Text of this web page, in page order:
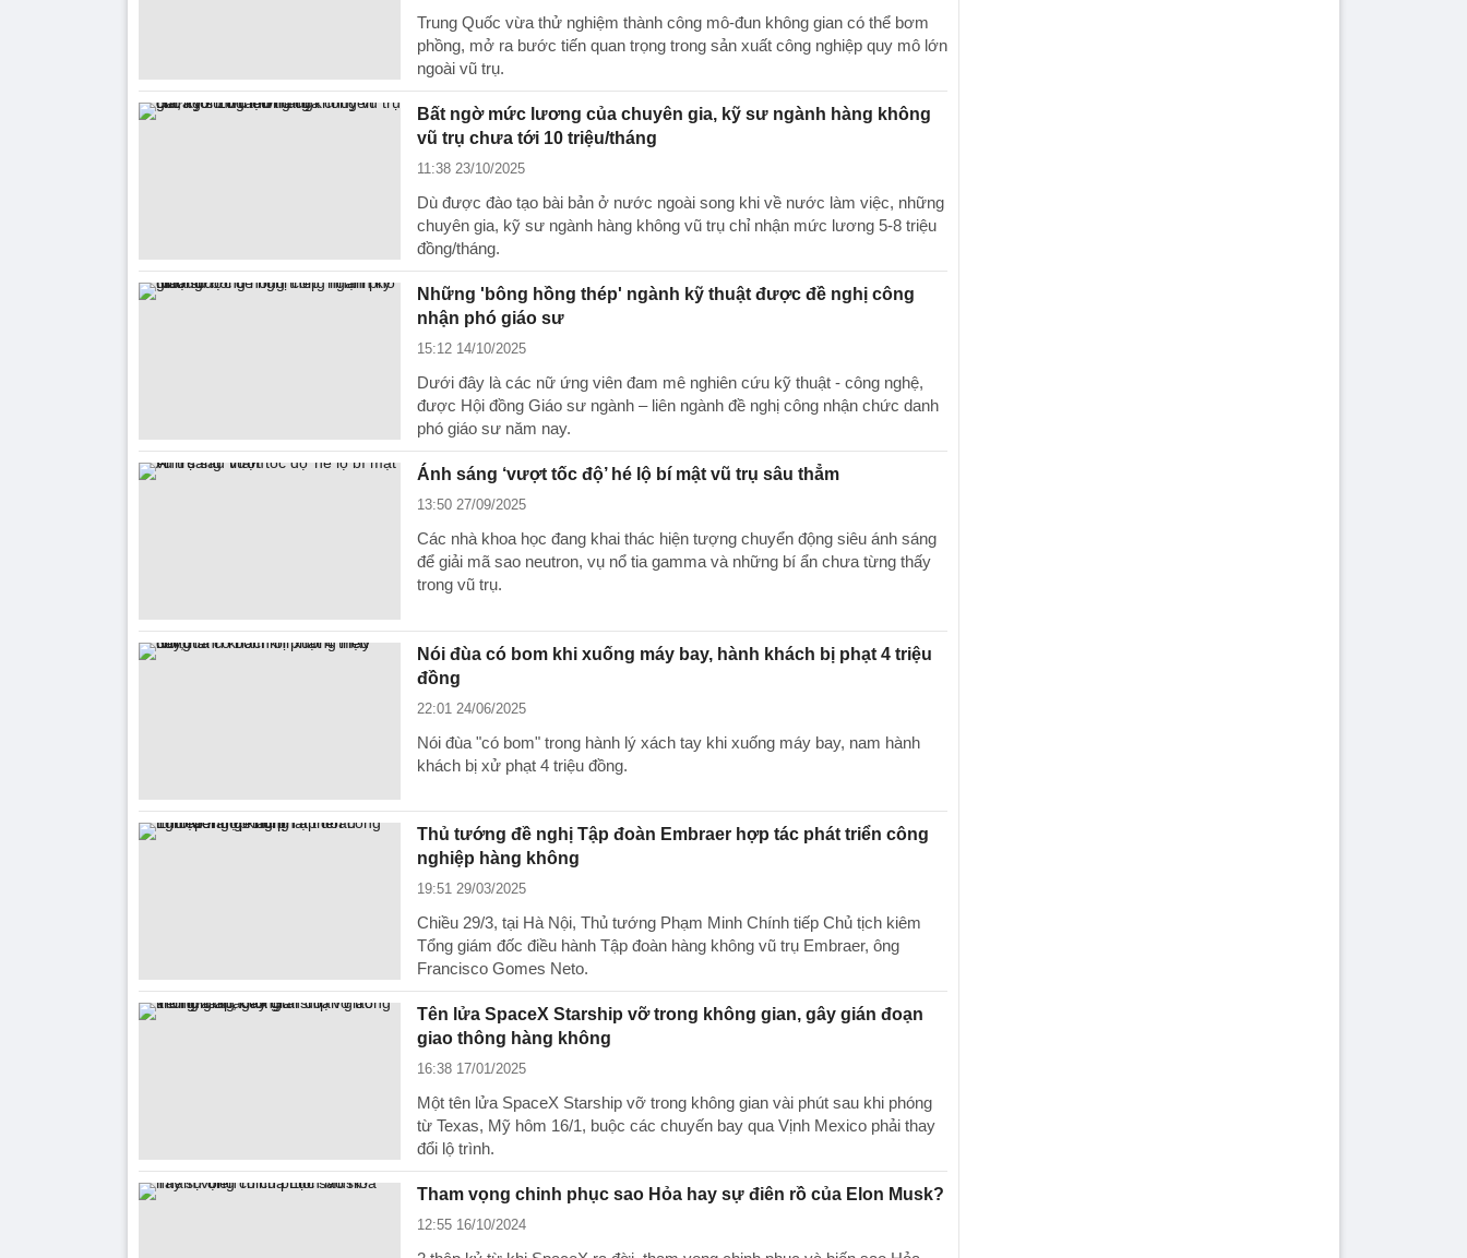
Trung Quốc vừa thử nghiệm thành công mô-đun không gian có thể bơm
phồng, mở ra bước tiến quan trọng trong sản xuất công nghiệp quy mô lớn
ngoài vũ trụ.
Bất ngờ mức lương của chuyên gia, kỹ sư ngành hàng không
vũ trụ chưa tới 10 triệu/tháng
11:38 23/10/2025
Dù được đào tạo bài bản ở nước ngoài song khi về nước làm việc, những
chuyên gia, kỹ sư ngành hàng không vũ trụ chỉ nhận mức lương 5-8 triệu
đồng/tháng.
Những 'bông hồng thép' ngành kỹ thuật được đề nghị công
nhận phó giáo sư
15:12 14/10/2025
Dưới đây là các nữ ứng viên đam mê nghiên cứu kỹ thuật - công nghệ,
được Hội đồng Giáo sư ngành – liên ngành đề nghị công nhận chức danh
phó giáo sư năm nay.
Ánh sáng ‘vượt tốc độ’ hé lộ bí mật vũ trụ sâu thẳm
13:50 27/09/2025
Các nhà khoa học đang khai thác hiện tượng chuyển động siêu ánh sáng
để giải mã sao neutron, vụ nổ tia gamma và những bí ẩn chưa từng thấy
trong vũ trụ.
Nói đùa có bom khi xuống máy bay, hành khách bị phạt 4 triệu
đồng
22:01 24/06/2025
Nói đùa "có bom" trong hành lý xách tay khi xuống máy bay, nam hành
khách bị xử phạt 4 triệu đồng.
Thủ tướng đề nghị Tập đoàn Embraer hợp tác phát triển công
nghiệp hàng không
19:51 29/03/2025
Chiều 29/3, tại Hà Nội, Thủ tướng Phạm Minh Chính tiếp Chủ tịch kiêm
Tổng giám đốc điều hành Tập đoàn hàng không vũ trụ Embraer, ông
Francisco Gomes Neto.
Tên lửa SpaceX Starship vỡ trong không gian, gây gián đoạn
giao thông hàng không
16:38 17/01/2025
Một tên lửa SpaceX Starship vỡ trong không gian vài phút sau khi phóng
từ Texas, Mỹ hôm 16/1, buộc các chuyến bay qua Vịnh Mexico phải thay
đổi lộ trình.
Tham vọng chinh phục sao Hỏa hay sự điên rồ của Elon Musk?
12:55 16/10/2024